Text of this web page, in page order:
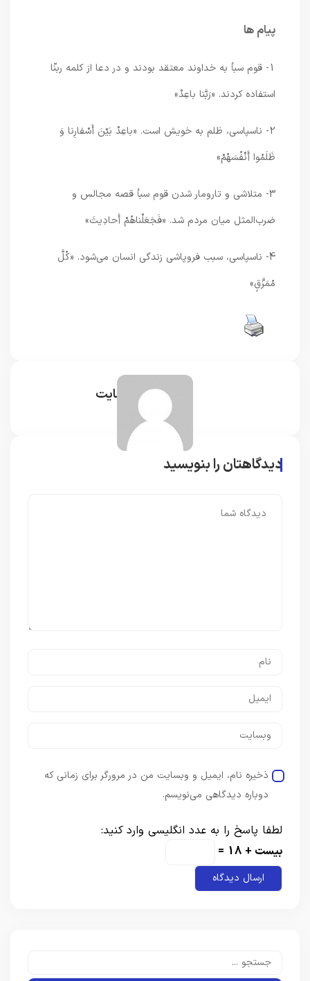
پیام ها
1- قوم سبأ به خداوند معتقد بودند و در دعا از كلمه ربنّا
استفاده كردند. «رَبَّنا باعِدْ»
2- ناسپاسى، ظلم به خويش است. «باعِدْ بَيْنَ أَسْفارِنا وَ
ظَلَمُوا أَنْفُسَهُمْ»
3- متلاشى و تارومار شدن قوم سبأ قصه مجالس و
ضرب‌المثل ميان مردم شد. «فَجَعَلْناهُمْ أَحادِيثَ»
4- ناسپاسى، سبب فروپاشى زندگى انسان مى‌شود. «كُلَّ
مُمَزَّقٍ»
مدیر سایت
دیدگاهتان را بنویسید
ذخیره نام، ایمیل و وبسایت من در مرورگر برای زمانی که
دوباره دیدگاهی می‌نویسم.
لطفا پاسخ را به عدد انگلیسی وارد کنید:
بیست + 18 =